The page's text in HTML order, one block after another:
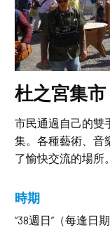
杜之宮集市
市民通過自己的雙
集。各種藝術、音
了愉快交流的場所。
時期
“38週日”（每逢日